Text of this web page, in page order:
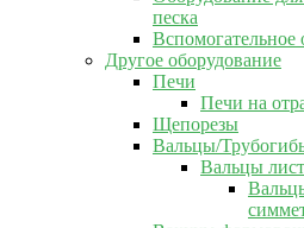
песка
Вспомогательное
Другое оборудование
Печи
Печи на
Щепорезы
Вальцы/
Вальцы